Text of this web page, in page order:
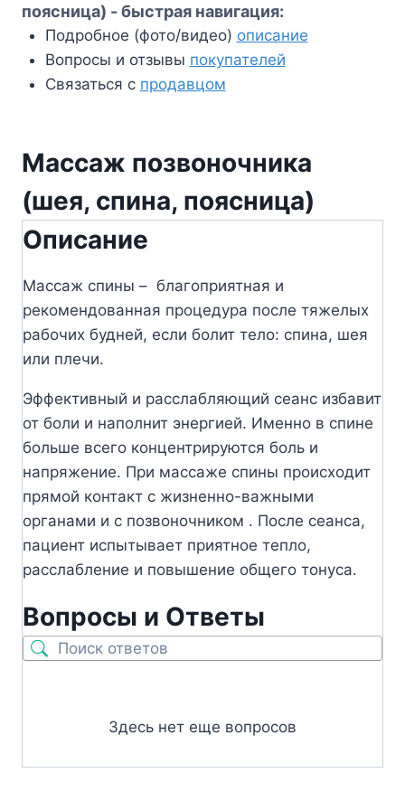
поясница) - быстрая навигация:
Подробное (фото/видео) описание
Вопросы и отзывы покупателей
Связаться с продавцом
Массаж позвоночника
(шея, спина, поясница)
Описание
Массаж спины – благоприятная и
рекомендованная процедура после тяжелых
рабочих будней, если болит тело: спина, шея
или плечи.
Эффективный и расслабляющий сеанс избавит
от боли и наполнит энергией. Именно в спине
больше всего концентрируются боль и
напряжение. При массаже спины происходит
прямой контакт с жизненно-важными
органами и с позвоночником . После сеанса,
пациент испытывает приятное тепло,
расслабление и повышение общего тонуса.
Вопросы и Ответы
Здесь нет еще вопросов